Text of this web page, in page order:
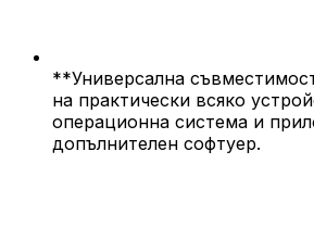
**Универсална
на практически всяко
операционна система и
допълнителен софтуер.